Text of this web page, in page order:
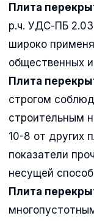
Плита
р.ч. УДС-ПБ
широко
общественных
Плита
строгом
строительным
10-8 от других
показатели
несущей
Плита